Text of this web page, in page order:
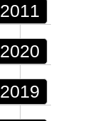
2011
2020
2019